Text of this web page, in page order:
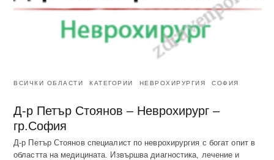
ВСИЧКИ ОБЛАСТИ КАТЕГОРИИ НЕВРОХИРУРГИЯ СОФИЯ
Д-р Петър Стоянов – Неврохирург –
гр.София
Д-р Петър Стоянов специалист по неврохирургия с богат опит в
областта на медицината. Извършва диагностика, лечение и